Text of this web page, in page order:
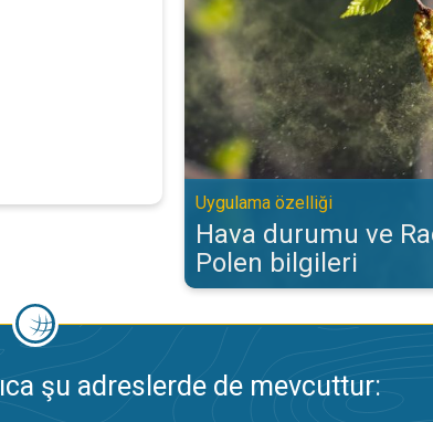
Uygulama özelliği
Hava durumu ve
Polen bilgileri
şu adreslerde de mevcuttur: